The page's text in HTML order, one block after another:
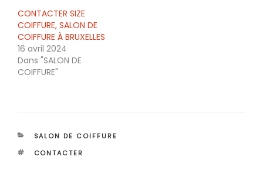
CONTACTER SIZE
COIFFURE, SALON DE
COIFFURE À BRUXELLES
16 avril 2024
Dans "SALON DE
COIFFURE"
CATÉGORIES
SALON DE COIFFURE
ÉTIQUETTES
CONTACTER